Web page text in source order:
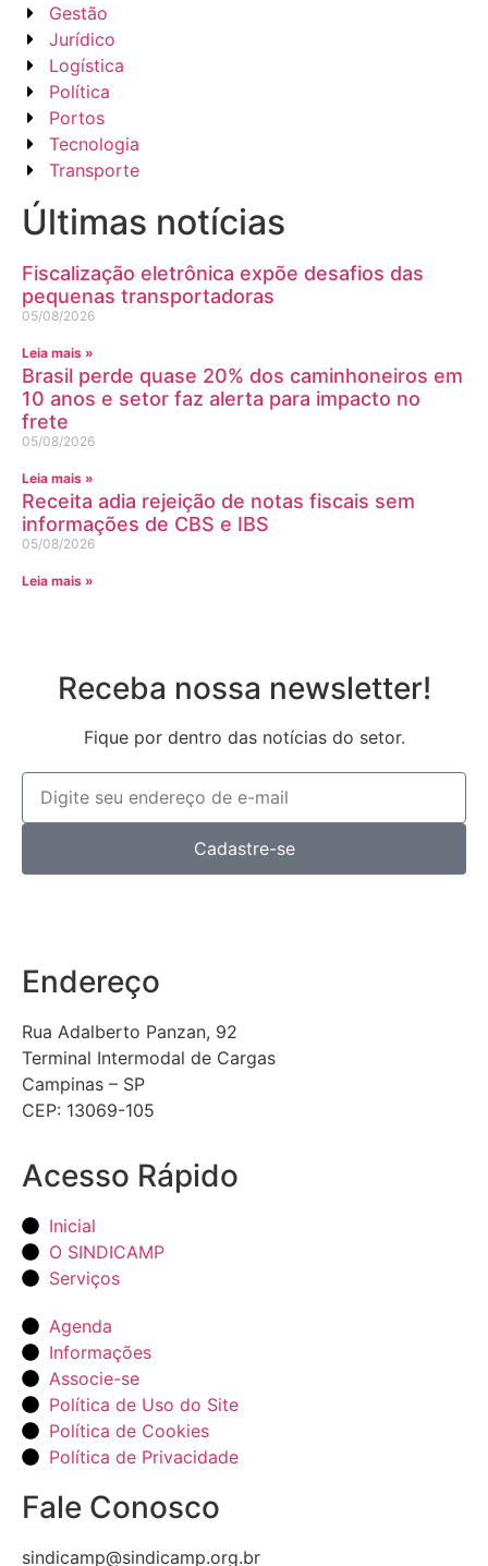
Gestão
Jurídico
Logística
Política
Portos
Tecnologia
Transporte
Últimas notícias
Fiscalização eletrônica expõe desafios das
pequenas transportadoras
05/08/2026
Leia mais »
Brasil perde quase 20% dos caminhoneiros em
10 anos e setor faz alerta para impacto no
frete
05/08/2026
Leia mais »
Receita adia rejeição de notas fiscais sem
informações de CBS e IBS
05/08/2026
Leia mais »
Receba nossa newsletter!
Fique por dentro das notícias do setor.
Cadastre-se
Endereço
Rua Adalberto Panzan, 92
Terminal Intermodal de Cargas
Campinas – SP
CEP: 13069-105
Acesso Rápido
Inicial
O SINDICAMP
Serviços
Agenda
Informações
Associe-se
Política de Uso do Site
Política de Cookies
Política de Privacidade
Fale Conosco
sindicamp@sindicamp.org.br